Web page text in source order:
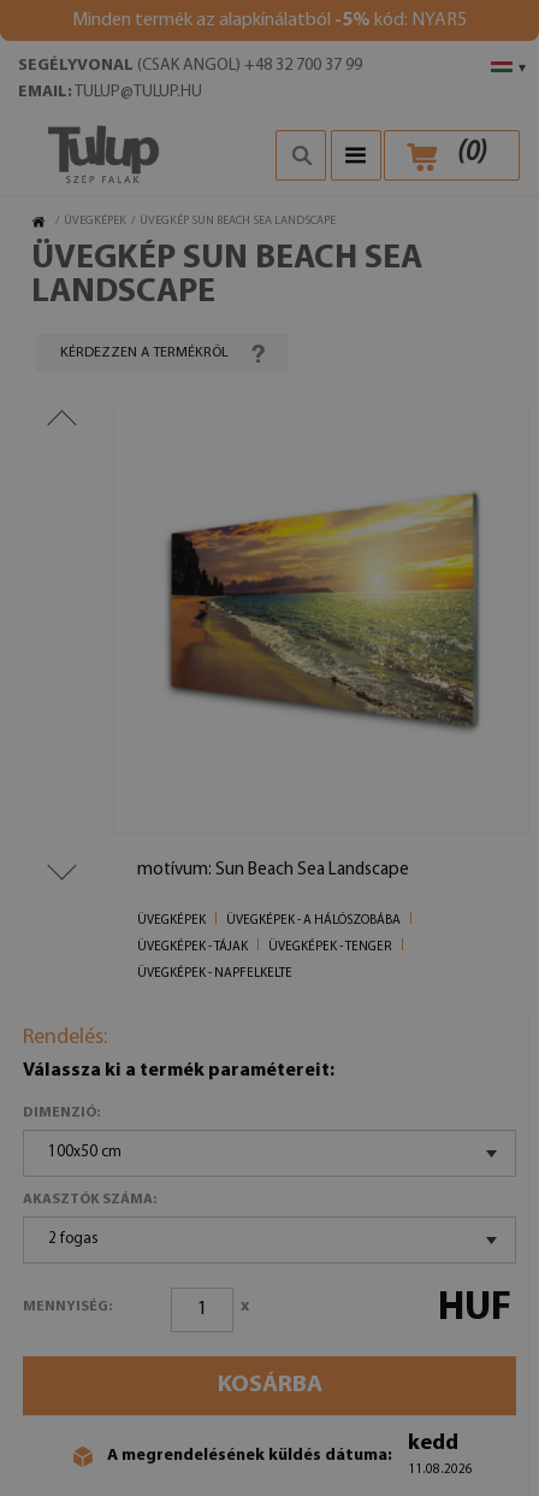
Minden termék az alapkínálatból -5% kód: NYAR5
▾
SEGÉLYVONAL (CSAK ANGOL) +48 32 700 37 99
EMAIL: TULUP@TULUP.HU
(0)
/ ÜVEGKÉPEK / ÜVEGKÉP SUN BEACH SEA LANDSCAPE
ÜVEGKÉP SUN BEACH SEA
LANDSCAPE
KÉRDEZZEN A TERMÉKRŐL
motívum: Sun Beach Sea Landscape
ÜVEGKÉPEK
ÜVEGKÉPEK - A HÁLÓSZOBÁBA
ÜVEGKÉPEK - TÁJAK
ÜVEGKÉPEK - TENGER
ÜVEGKÉPEK - NAPFELKELTE
Rendelés:
Válassza ki a termék paramétereit:
DIMENZIÓ:
100x50 cm
AKASZTÓK SZÁMA:
2 fogas
MENNYISÉG: x HUF
KOSÁRBA
A megrendelésének küldés dátuma:
kedd
11.08.2026